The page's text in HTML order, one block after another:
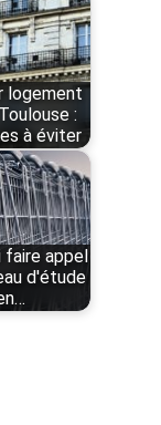
logement
:
à éviter
faire appel
d'étude